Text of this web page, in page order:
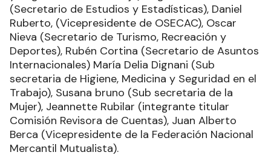
César Guerrero (Secretario de Higiene, Medicina
y Seguridad en el Trabajo), Miguel Santellam
(Secretario de Estudios y Estadísticas), Daniel
Ruberto, (Vicepresidente de OSECAC), Oscar
Nieva (Secretario de Turismo, Recreación y
Deportes), Rubén Cortina (Secretario de Asuntos
Internacionales) María Delia Dignani (Sub
secretaria de Higiene, Medicina y Seguridad en el
Trabajo), Susana bruno (Sub secretaria de la
Mujer), Jeannette Rubilar (integrante titular
Comisión Revisora de Cuentas), Juan Alberto